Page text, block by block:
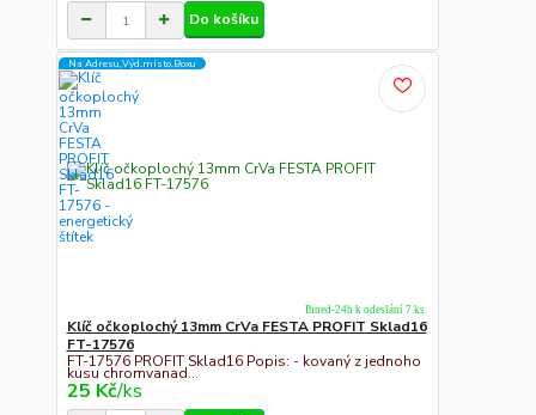
Do košíku
Na Adresu,Výd.místo,Boxu
Klíč očkoplochý 13mm CrVa FESTA PROFIT Sklad16
FT-17576
FT-17576 PROFIT Sklad16 Popis: - kovaný z jednoho
kusu chromvanad...
25 Kč/ks
Ihned-24h k odeslání 7 ks